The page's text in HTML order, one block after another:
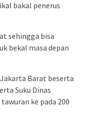
bakal penerus
sehingga bisa
bekal masa depan
Barat beserta
Suku Dinas
ke pada 200